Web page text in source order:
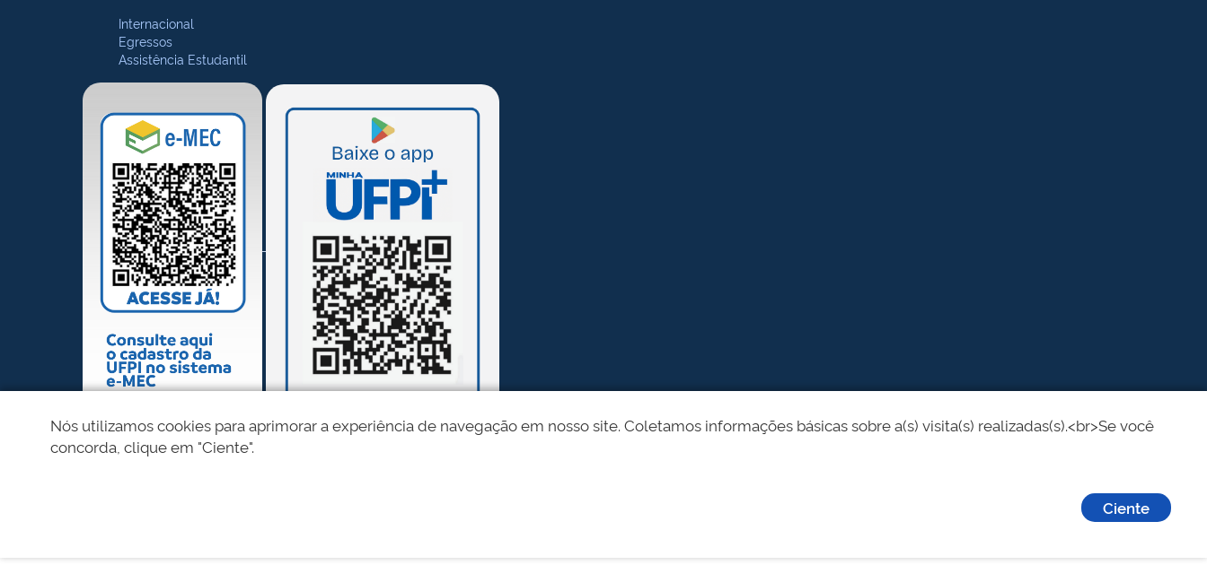
Internacional
Egressos
Assistência Estudantil
Nós utilizamos cookies para aprimorar a experiência de navegação em nosso site. Coletamos informações básicas sobre a(s) visita(s) realizadas(s).<br>Se você
concorda, clique em "Ciente".
Ciente